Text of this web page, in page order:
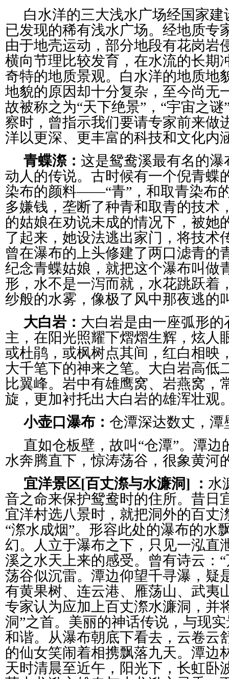
白水洋的三大浅水广场经国家
已发现的稀有浅水广场。经地质专
由于地壳运动，部分地段有花岗岩
横向节理比较发育，在水流的长期
奇特的地质景观。白水洋的地质地
地貌的原因却十分复杂，至今尚无
故被称之为“天下绝景”，“宇宙之
察时，曾指示我们要请专家前来做
洋以更深、更丰富的科技和文化内
青蝶漈： 这是鸳鸯溪最有名的
动人的传说。古时候有一个倪青蝶
染布的颜料——“青”，和取青染布
多嫌钱，垄断了种青和取青的技术
的姑娘在劝说未成的情况下，被她
了起来，她设法逃出家门，将技术
曾在瀑布的上头修建了两口滤青的
纪念青蝶姑娘，就把这个瀑布叫做
形，水不是一泻而就，水花跳跃着
纱般的水雾，像极了风中那夜逃的
大白岩： 大白岩是由一座弧形
主，在阳光照耀下熠熠生辉，炫人
或杜鹃，或枫树点其间，红白相映
大千笔下的神来之笔。大白岩高低
比翼峰。岩中有雄鹰窝、岩燕窝，
旋，更加衬托出大白岩的雄浑壮观
小壶口瀑布： 仓潭深达数丈，潭
直如仓板壁，故叫“仓潭”。潭边
水奔腾直下，惊涛荡谷，很象黄河
宜洋景区[百丈漈与水濂洞] ： 水
音之命来保护鸳鸯时的住所。昔日
宜洋村选八景时，就把洞外的百
“漈水成烟”。形容此处的瀑布的水
幻。人立于瀑布之下，只见一泓直
溪之水天上来的感受。曾有诗云：
荡谷似沉雷。潭边仰望千寻瀑，疑
有黄果树、连云港、雁荡山、武夷
专家认为应加上百丈漈水濂洞，并
洞”之首。美丽的神话传说，与现
和谐。从瀑布朝底下看去，云卷云
的仙女笑闹着相携飘落九天。潭边
天时清晨至近午，阳光下，长虹卧